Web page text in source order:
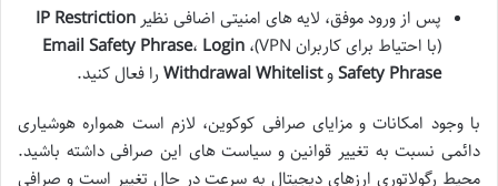
پس از ورود موفق، لایه های امنیتی اضافی نظیر IP Restriction
(با احتیاط برای کاربران VPN)،
Email Safety Phrase، Login
Safety PhraseوWithdrawal Whitelist را فعال کنید.
با وجود امکانات و مزایای صرافی کوکوین، لازم است همواره هوشیاری
دائمی نسبت به تغییر قوانین و سیاست های این صرافی داشته باشید.
محیط رگولاتوری ارزهای دیجیتال به سرعت در حال تغییر است و صرافی